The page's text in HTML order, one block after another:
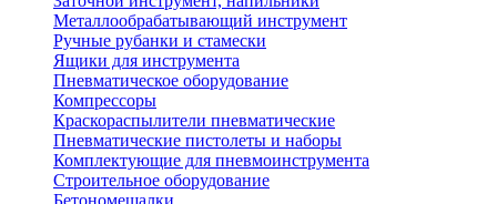
Металлообрабатывающий инструмент
Ручные рубанки и стамески
Ящики для инструмента
Пневматическое оборудование
Компрессоры
Краскораспылители пневматические
Пневматические пистолеты и наборы
Комплектующие для пневмоинструмента
Строительное оборудование
Бетономешалки